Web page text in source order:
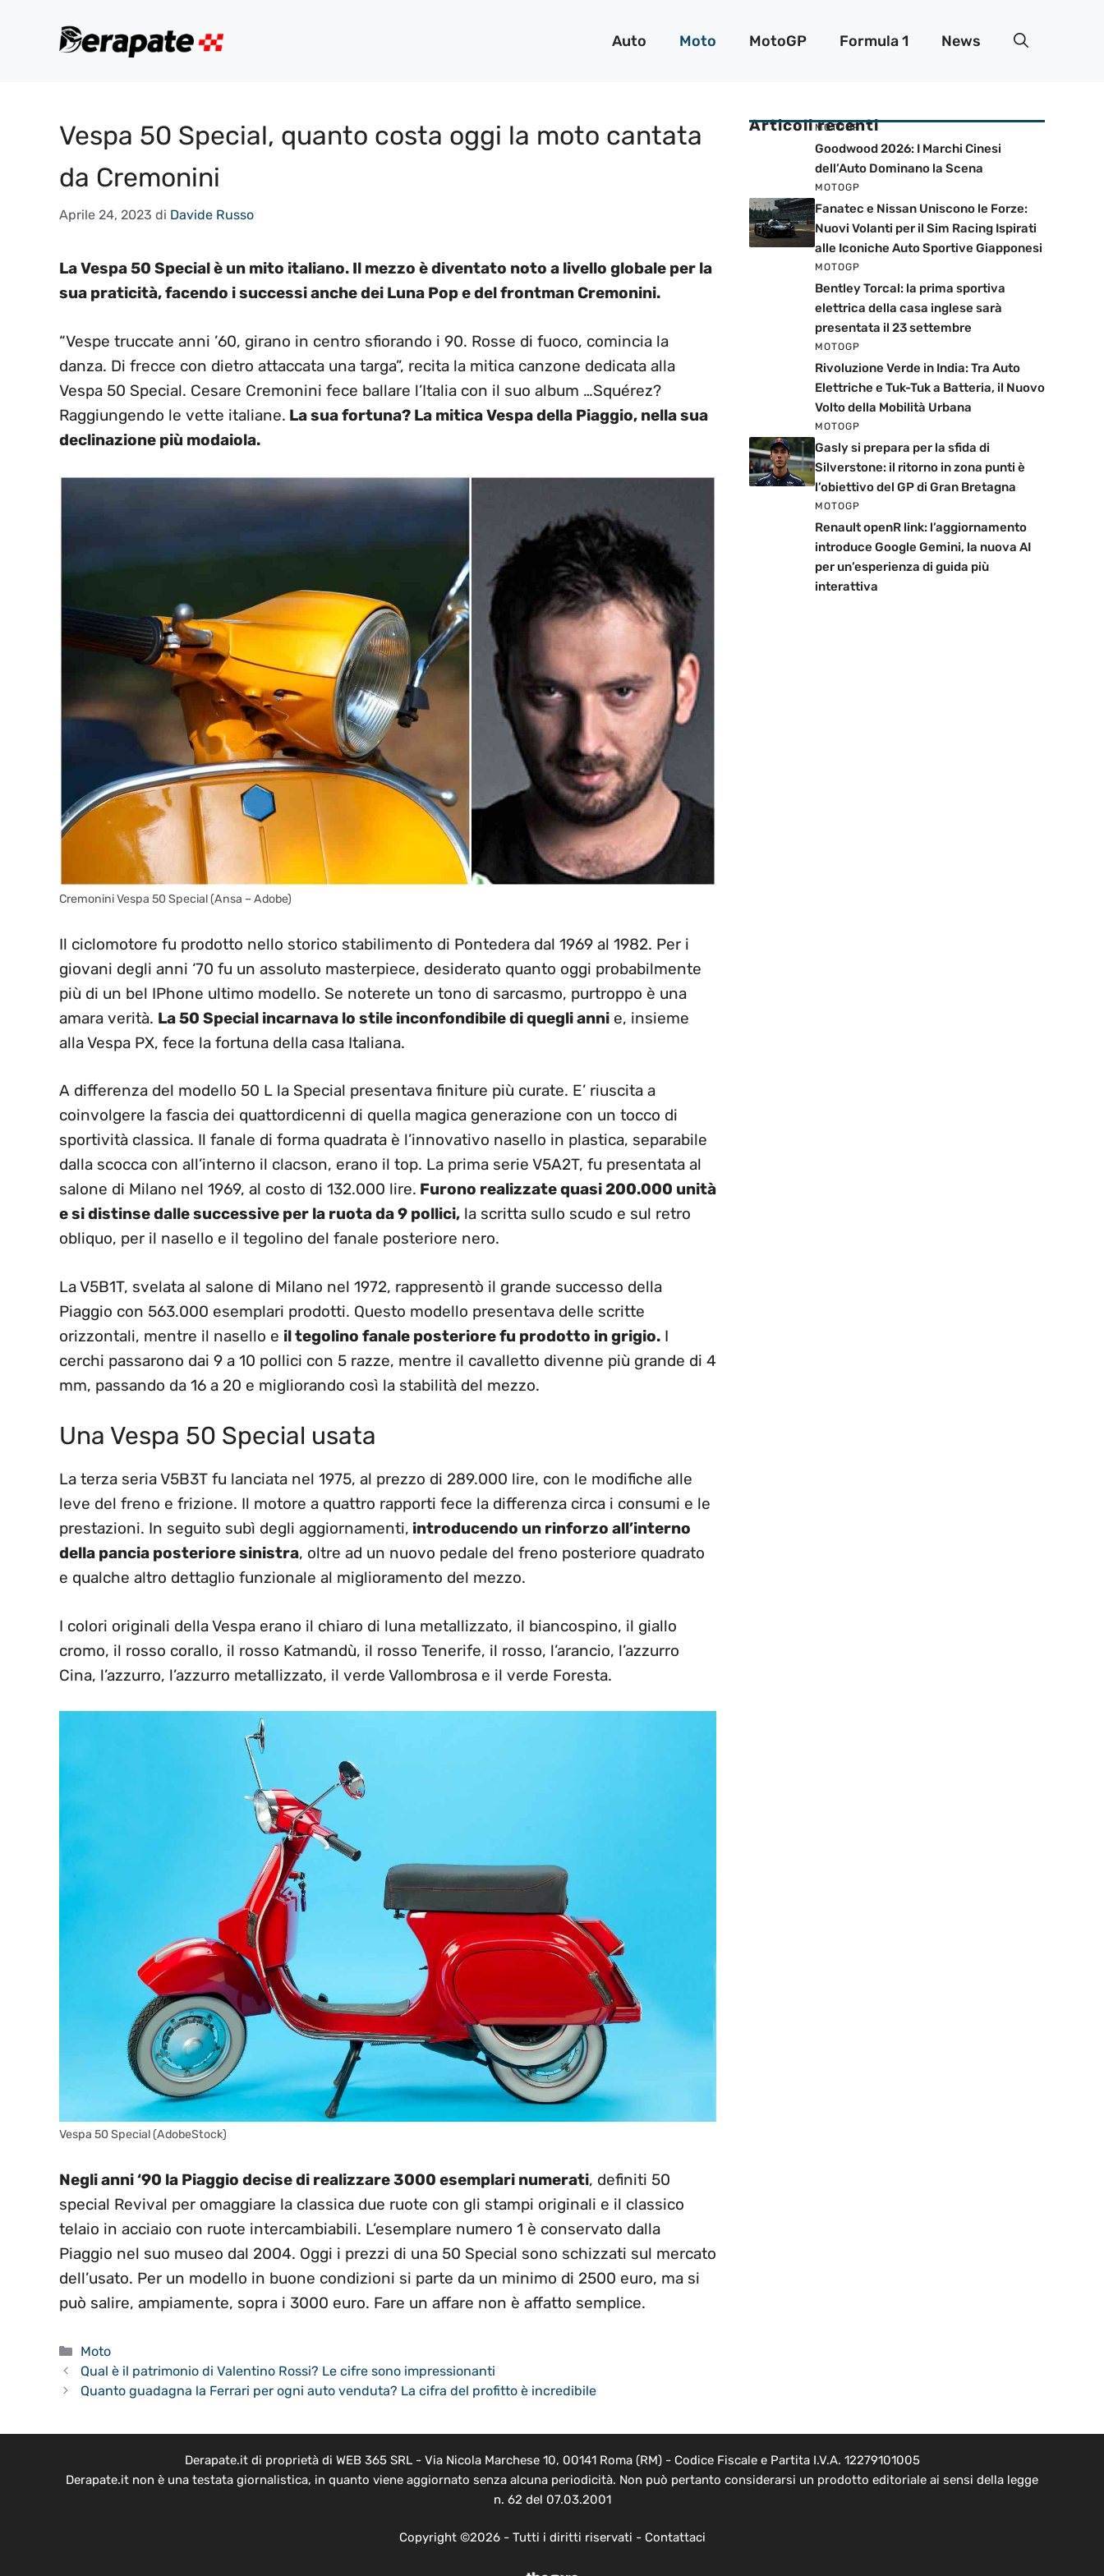
Auto Moto MotoGP Formula 1 News
Vespa 50 Special, quanto costa oggi la moto cantata
da Cremonini
Aprile 24, 2023 di Davide Russo
La Vespa 50 Special è un mito italiano. Il mezzo è diventato noto a livello globale per la
sua praticità, facendo i successi anche dei Luna Pop e del frontman Cremonini.
“Vespe truccate anni ’60, girano in centro sfiorando i 90. Rosse di fuoco, comincia la
danza. Di frecce con dietro attaccata una targa”, recita la mitica canzone dedicata alla
Vespa 50 Special. Cesare Cremonini fece ballare l’Italia con il suo album …Squérez?
Raggiungendo le vette italiane. La sua fortuna? La mitica Vespa della Piaggio, nella sua
declinazione più modaiola.
Cremonini Vespa 50 Special (Ansa – Adobe)
Il ciclomotore fu prodotto nello storico stabilimento di Pontedera dal 1969 al 1982. Per i
giovani degli anni ‘70 fu un assoluto masterpiece, desiderato quanto oggi probabilmente
più di un bel IPhone ultimo modello. Se noterete un tono di sarcasmo, purtroppo è una
amara verità. La 50 Special incarnava lo stile inconfondibile di quegli anni e, insieme
alla Vespa PX, fece la fortuna della casa Italiana.
A differenza del modello 50 L la Special presentava finiture più curate. E’ riuscita a
coinvolgere la fascia dei quattordicenni di quella magica generazione con un tocco di
sportività classica. Il fanale di forma quadrata è l’innovativo nasello in plastica, separabile
dalla scocca con all’interno il clacson, erano il top. La prima serie V5A2T, fu presentata al
salone di Milano nel 1969, al costo di 132.000 lire. Furono realizzate quasi 200.000 unità
e si distinse dalle successive per la ruota da 9 pollici, la scritta sullo scudo e sul retro
obliquo, per il nasello e il tegolino del fanale posteriore nero.
La V5B1T, svelata al salone di Milano nel 1972, rappresentò il grande successo della
Piaggio con 563.000 esemplari prodotti. Questo modello presentava delle scritte
orizzontali, mentre il nasello e il tegolino fanale posteriore fu prodotto in grigio. I
cerchi passarono dai 9 a 10 pollici con 5 razze, mentre il cavalletto divenne più grande di 4
mm, passando da 16 a 20 e migliorando così la stabilità del mezzo.
Una Vespa 50 Special usata
La terza seria V5B3T fu lanciata nel 1975, al prezzo di 289.000 lire, con le modifiche alle
leve del freno e frizione. Il motore a quattro rapporti fece la differenza circa i consumi e le
prestazioni. In seguito subì degli aggiornamenti, introducendo un rinforzo all’interno
della pancia posteriore sinistra, oltre ad un nuovo pedale del freno posteriore quadrato
e qualche altro dettaglio funzionale al miglioramento del mezzo.
I colori originali della Vespa erano il chiaro di luna metallizzato, il biancospino, il giallo
cromo, il rosso corallo, il rosso Katmandù, il rosso Tenerife, il rosso, l’arancio, l’azzurro
Cina, l’azzurro, l’azzurro metallizzato, il verde Vallombrosa e il verde Foresta.
Vespa 50 Special (AdobeStock)
Negli anni ‘90 la Piaggio decise di realizzare 3000 esemplari numerati, definiti 50
special Revival per omaggiare la classica due ruote con gli stampi originali e il classico
telaio in acciaio con ruote intercambiabili. L’esemplare numero 1 è conservato dalla
Piaggio nel suo museo dal 2004. Oggi i prezzi di una 50 Special sono schizzati sul mercato
dell’usato. Per un modello in buone condizioni si parte da un minimo di 2500 euro, ma si
può salire, ampiamente, sopra i 3000 euro. Fare un affare non è affatto semplice.
Categorie
Moto
Qual è il patrimonio di Valentino Rossi? Le cifre sono impressionanti
Quanto guadagna la Ferrari per ogni auto venduta? La cifra del profitto è incredibile
Articoli recenti
MOTOGP
Goodwood 2026: I Marchi Cinesi
dell’Auto Dominano la Scena
MOTOGP
Fanatec e Nissan Uniscono le Forze:
Nuovi Volanti per il Sim Racing Ispirati
alle Iconiche Auto Sportive Giapponesi
MOTOGP
Bentley Torcal: la prima sportiva
elettrica della casa inglese sarà
presentata il 23 settembre
MOTOGP
Rivoluzione Verde in India: Tra Auto
Elettriche e Tuk-Tuk a Batteria, il Nuovo
Volto della Mobilità Urbana
MOTOGP
Gasly si prepara per la sfida di
Silverstone: il ritorno in zona punti è
l’obiettivo del GP di Gran Bretagna
MOTOGP
Renault openR link: l’aggiornamento
introduce Google Gemini, la nuova AI
per un’esperienza di guida più
interattiva
Derapate.it di proprietà di WEB 365 SRL - Via Nicola Marchese 10, 00141 Roma (RM) - Codice Fiscale e Partita I.V.A. 12279101005
Derapate.it non è una testata giornalistica, in quanto viene aggiornato senza alcuna periodicità. Non può pertanto considerarsi un prodotto editoriale ai sensi della legge
n. 62 del 07.03.2001
Copyright ©2026 - Tutti i diritti riservati - Contattaci